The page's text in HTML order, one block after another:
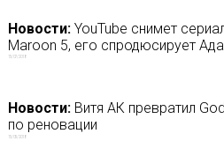
Новости:YouTube снимет
Maroon 5, его спродюсирует
15/07/2018
Новости:Витя АК превратил
по реновации
15/05/2018